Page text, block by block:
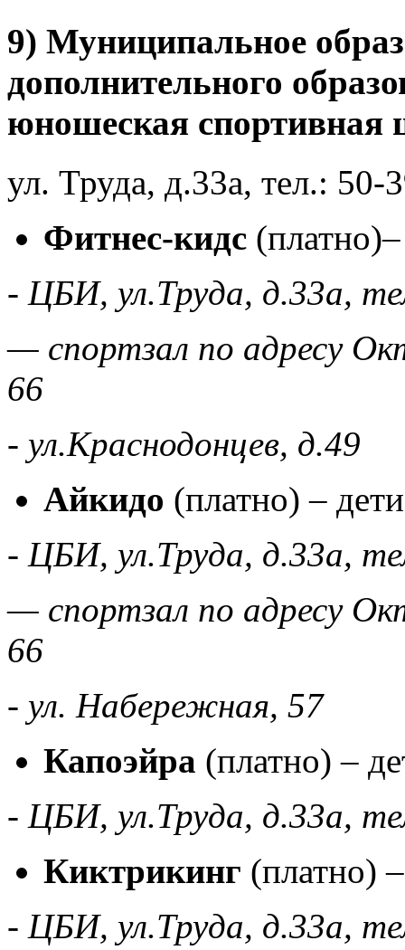
9) Муниципальное
дополнительного
юношеская спортивная
ул. Труда, д.33а, тел.:
Фитнес-кидс
- ЦБИ, ул.Труда, д.33а,
— спортзал по адресу
66
- ул.Краснодонцев, д.49
Айкидо (платно) –
- ЦБИ, ул.Труда, д.33а,
— спортзал по адресу
66
- ул. Набережная, 57
Капоэйра (платно) –
- ЦБИ, ул.Труда, д.33а,
Киктрикинг (платно)
- ЦБИ, ул.Труда, д.33а,